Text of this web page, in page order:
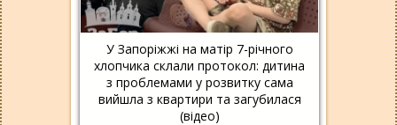
У Запоріжжі на матір 7-річного
хлопчика склали протокол: дитина
з проблемами у розвитку сама
вийшла з квартири та загубилася
(відео)